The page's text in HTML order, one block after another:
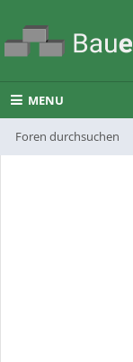
MENU
Foren durchsuchen